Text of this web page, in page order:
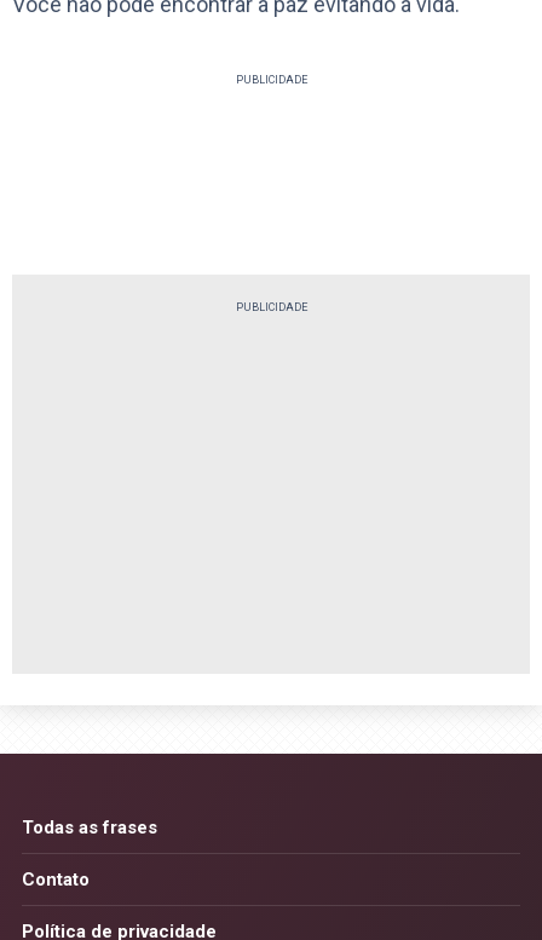
PUBLICIDADE
PUBLICIDADE
Todas as frases
Contato
Política de privacidade